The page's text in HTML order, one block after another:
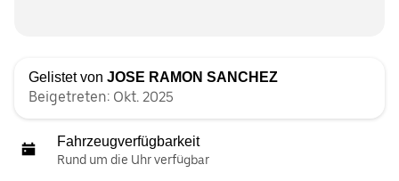
Gelistet von JOSE RAMON SANCHEZ
Beigetreten: Okt. 2025
Fahrzeugverfügbarkeit
Rund um die Uhr verfügbar